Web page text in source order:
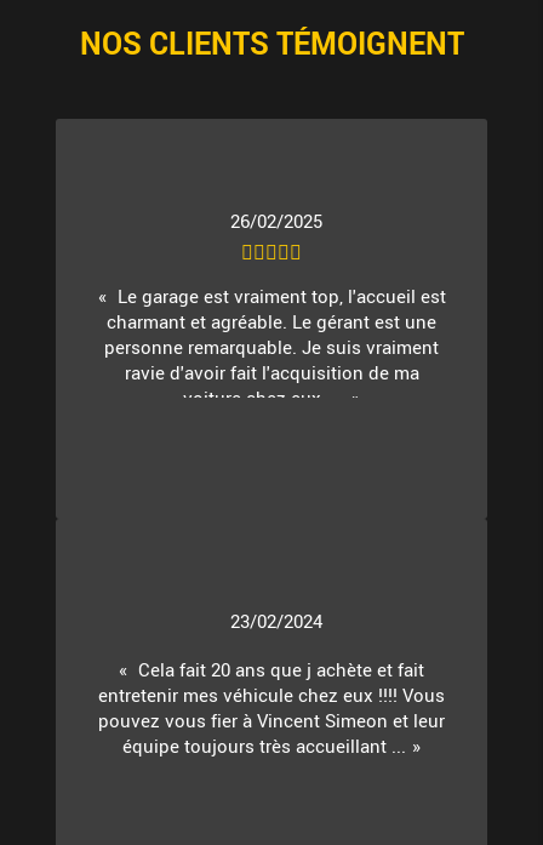
NOS CLIENTS TÉMOIGNENT
26/02/2025
Le garage est vraiment top, l'accueil est
charmant et agréable. Le gérant est une
personne remarquable. Je suis vraiment
ravie d'avoir fait l'acquisition de ma
voiture chez eux. ...
23/02/2024
Cela fait 20 ans que j achète et fait
entretenir mes véhicule chez eux !!!! Vous
pouvez vous fier à Vincent Simeon et leur
équipe toujours très accueillant ...